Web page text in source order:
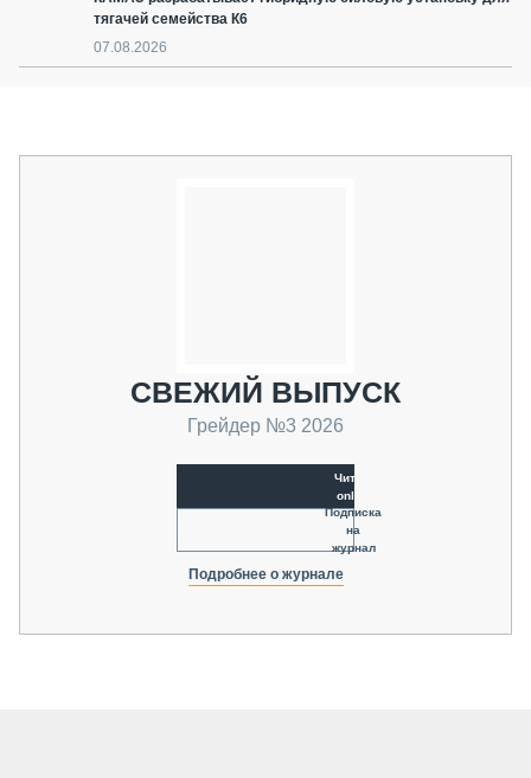
тягачей семейства К6
07.08.2026
СВЕЖИЙ ВЫПУСК
Грейдер №3 2026
Читать
online
Подписка
на
журнал
Подробнее о журнале